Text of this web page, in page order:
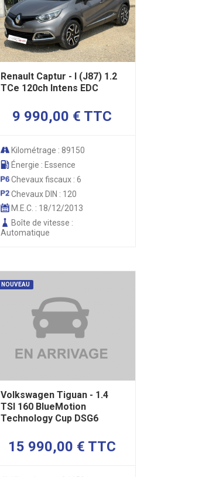
Renault Captur - I (J87) 1.2
TCe 120ch Intens EDC
9 990,00 € TTC
Kilométrage : 89150
Énergie : Essence
Chevaux fiscaux : 6
Chevaux DIN : 120
M.E.C. : 18/12/2013
Boîte de vitesse :
Automatique
NOUVEAU
Volkswagen Tiguan - 1.4
TSI 160 BlueMotion
Technology Cup DSG6
15 990,00 € TTC